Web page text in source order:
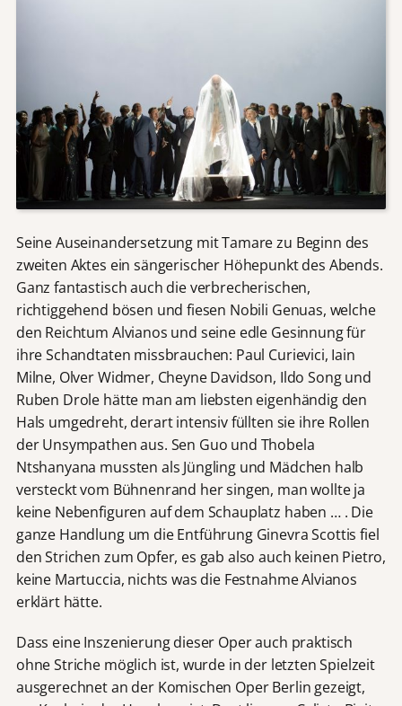
Seine Auseinandersetzung mit Tamare zu Beginn des
zweiten Aktes ein sängerischer Höhepunkt des Abends.
Ganz fantastisch auch die verbrecherischen,
richtiggehend bösen und fiesen Nobili Genuas, welche
den Reichtum Alvianos und seine edle Gesinnung für
ihre Schandtaten missbrauchen: Paul Curievici, Iain
Milne, Olver Widmer, Cheyne Davidson, Ildo Song und
Ruben Drole hätte man am liebsten eigenhändig den
Hals umgedreht, derart intensiv füllten sie ihre Rollen
der Unsympathen aus. Sen Guo und Thobela
Ntshanyana mussten als Jüngling und Mädchen halb
versteckt vom Bühnenrand her singen, man wollte ja
keine Nebenfiguren auf dem Schauplatz haben … . Die
ganze Handlung um die Entführung Ginevra Scottis fiel
den Strichen zum Opfer, es gab also auch keinen Pietro,
keine Martuccia, nichts was die Festnahme Alvianos
erklärt hätte.
Dass eine Inszenierung dieser Oper auch praktisch
ohne Striche möglich ist, wurde in der letzten Spielzeit
ausgerechnet an der Komischen Oper Berlin gezeigt,